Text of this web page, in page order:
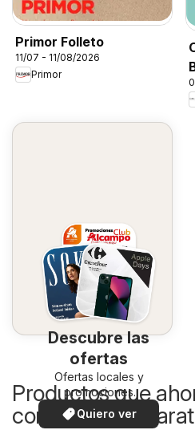
Primor Folleto
11/07 - 11/08/2026
Primor
Descubre las
ofertas
Ofertas locales y
promociones
especiales.
Quiero ver
Productos que
comprar más